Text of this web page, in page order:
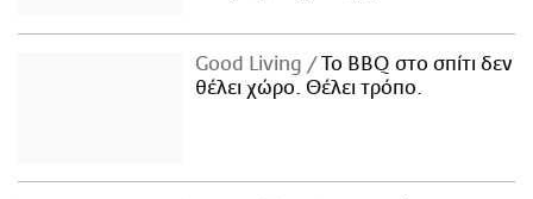
Good Living
Το BBQ στο σπίτι δεν
θέλει χώρο. Θέλει τρόπο.